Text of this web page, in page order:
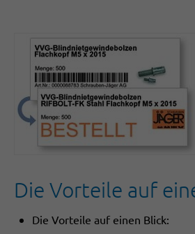
Die Vorteile auf
Die Vorteile auf einen Blick: